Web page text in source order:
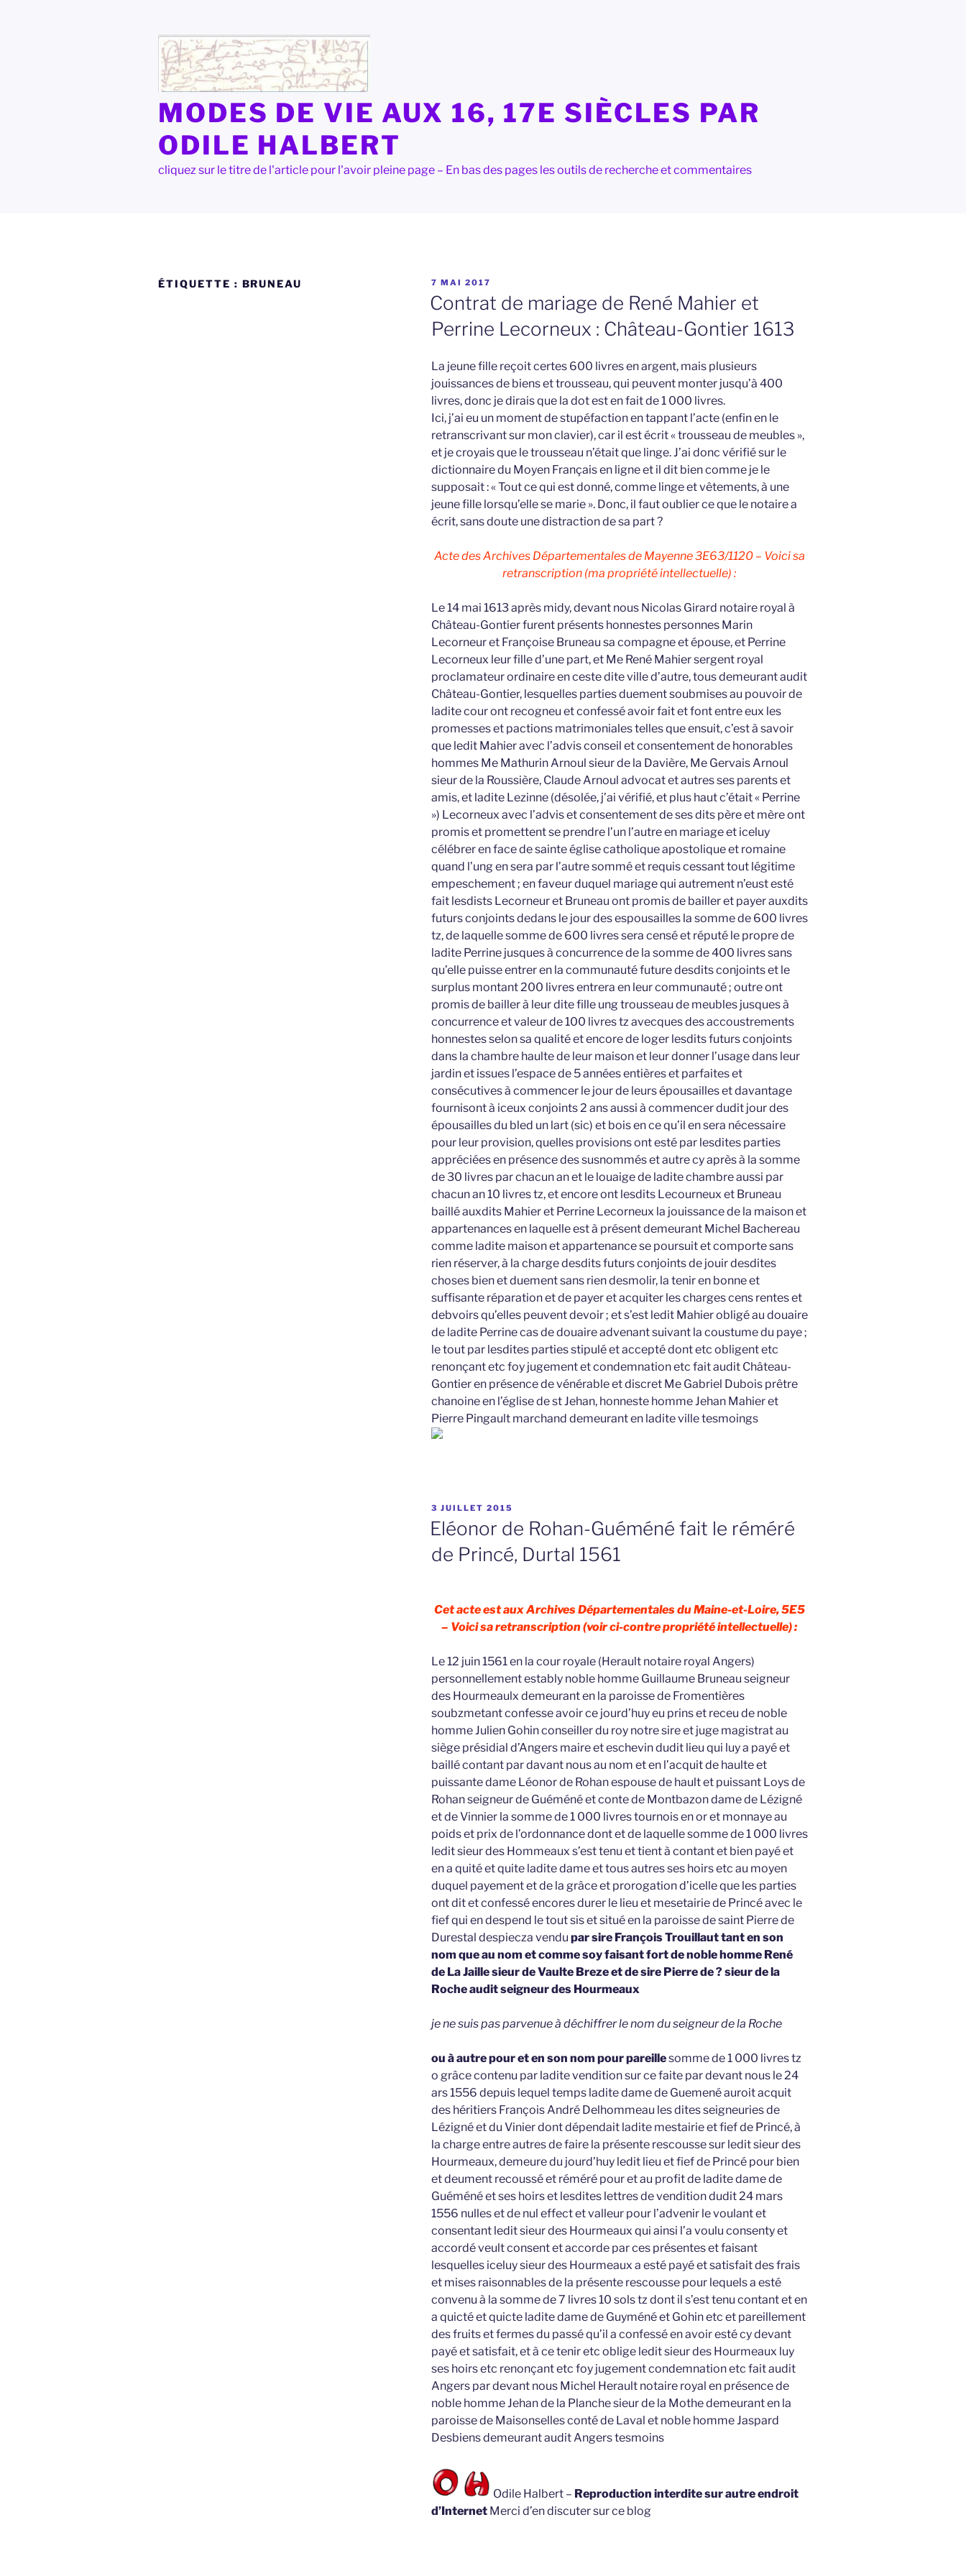
MODES DE VIE AUX 16, 17E SIÈCLES PAR
ODILE HALBERT
cliquez sur le titre de l'article pour l'avoir pleine page – En bas des pages les outils de recherche et commentaires
ÉTIQUETTE : BRUNEAU
PUBLIÉ
LE
7 MAI 2017
Contrat de mariage de René Mahier et
Perrine Lecorneux : Château-Gontier 1613
La jeune fille reçoit certes 600 livres en argent, mais plusieurs
jouissances de biens et trousseau, qui peuvent monter jusqu’à 400
livres, donc je dirais que la dot est en fait de 1 000 livres.
Ici, j’ai eu un moment de stupéfaction en tappant l’acte (enfin en le
retranscrivant sur mon clavier), car il est écrit « trousseau de meubles »,
et je croyais que le trousseau n’était que linge. J’ai donc vérifié sur le
dictionnaire du Moyen Français en ligne et il dit bien comme je le
supposait : « Tout ce qui est donné, comme linge et vêtements, à une
jeune fille lorsqu’elle se marie ». Donc, il faut oublier ce que le notaire a
écrit, sans doute une distraction de sa part ?
Acte des Archives Départementales de Mayenne 3E63/1120 – Voici sa
retranscription (ma propriété intellectuelle) :
Le 14 mai 1613 après midy, devant nous Nicolas Girard notaire royal à
Château-Gontier furent présents honnestes personnes Marin
Lecorneur et Françoise Bruneau sa compagne et épouse, et Perrine
Lecorneux leur fille d’une part, et Me René Mahier sergent royal
proclamateur ordinaire en ceste dite ville d’autre, tous demeurant audit
Château-Gontier, lesquelles parties duement soubmises au pouvoir de
ladite cour ont recogneu et confessé avoir fait et font entre eux les
promesses et pactions matrimoniales telles que ensuit, c’est à savoir
que ledit Mahier avec l’advis conseil et consentement de honorables
hommes Me Mathurin Arnoul sieur de la Davière, Me Gervais Arnoul
sieur de la Roussière, Claude Arnoul advocat et autres ses parents et
amis, et ladite Lezinne (désolée, j’ai vérifié, et plus haut c’était « Perrine
») Lecorneux avec l’advis et consentement de ses dits père et mère ont
promis et promettent se prendre l’un l’autre en mariage et iceluy
célébrer en face de sainte église catholique apostolique et romaine
quand l’ung en sera par l’autre sommé et requis cessant tout légitime
empeschement ; en faveur duquel mariage qui autrement n’eust esté
fait lesdists Lecorneur et Bruneau ont promis de bailler et payer auxdits
futurs conjoints dedans le jour des espousailles la somme de 600 livres
tz, de laquelle somme de 600 livres sera censé et réputé le propre de
ladite Perrine jusques à concurrence de la somme de 400 livres sans
qu’elle puisse entrer en la communauté future desdits conjoints et le
surplus montant 200 livres entrera en leur communauté ; outre ont
promis de bailler à leur dite fille ung trousseau de meubles jusques à
concurrence et valeur de 100 livres tz avecques des accoustrements
honnestes selon sa qualité et encore de loger lesdits futurs conjoints
dans la chambre haulte de leur maison et leur donner l’usage dans leur
jardin et issues l’espace de 5 années entières et parfaites et
consécutives à commencer le jour de leurs épousailles et davantage
fournisont à iceux conjoints 2 ans aussi à commencer dudit jour des
épousailles du bled un lart (sic) et bois en ce qu’il en sera nécessaire
pour leur provision, quelles provisions ont esté par lesdites parties
appréciées en présence des susnommés et autre cy après à la somme
de 30 livres par chacun an et le louaige de ladite chambre aussi par
chacun an 10 livres tz, et encore ont lesdits Lecourneux et Bruneau
baillé auxdits Mahier et Perrine Lecorneux la jouissance de la maison et
appartenances en laquelle est à présent demeurant Michel Bachereau
comme ladite maison et appartenance se poursuit et comporte sans
rien réserver, à la charge desdits futurs conjoints de jouir desdites
choses bien et duement sans rien desmolir, la tenir en bonne et
suffisante réparation et de payer et acquiter les charges cens rentes et
debvoirs qu’elles peuvent devoir ; et s’est ledit Mahier obligé au douaire
de ladite Perrine cas de douaire advenant suivant la coustume du paye ;
le tout par lesdites parties stipulé et accepté dont etc obligent etc
renonçant etc foy jugement et condemnation etc fait audit Château-
Gontier en présence de vénérable et discret Me Gabriel Dubois prêtre
chanoine en l’église de st Jehan, honneste homme Jehan Mahier et
Pierre Pingault marchand demeurant en ladite ville tesmoings
PUBLIÉ
LE
3 JUILLET 2015
Eléonor de Rohan-Guéméné fait le réméré
de Princé, Durtal 1561
Cet acte est aux Archives Départementales du Maine-et-Loire, 5E5
– Voici sa retranscription (voir ci-contre propriété intellectuelle) :
Le 12 juin 1561 en la cour royale (Herault notaire royal Angers)
personnellement estably noble homme Guillaume Bruneau seigneur
des Hourmeaulx demeurant en la paroisse de Fromentières
soubzmetant confesse avoir ce jourd’huy eu prins et receu de noble
homme Julien Gohin conseiller du roy notre sire et juge magistrat au
siège présidial d’Angers maire et eschevin dudit lieu qui luy a payé et
baillé contant par davant nous au nom et en l’acquit de haulte et
puissante dame Léonor de Rohan espouse de hault et puissant Loys de
Rohan seigneur de Guéméné et conte de Montbazon dame de Lézigné
et de Vinnier la somme de 1 000 livres tournois en or et monnaye au
poids et prix de l’ordonnance dont et de laquelle somme de 1 000 livres
ledit sieur des Hommeaux s’est tenu et tient à contant et bien payé et
en a quité et quite ladite dame et tous autres ses hoirs etc au moyen
duquel payement et de la grâce et prorogation d’icelle que les parties
ont dit et confessé encores durer le lieu et mesetairie de Princé avec le
fief qui en despend le tout sis et situé en la paroisse de saint Pierre de
Durestal despiecza vendu par sire François Trouillaut tant en son
nom que au nom et comme soy faisant fort de noble homme René
de La Jaille sieur de Vaulte Breze et de sire Pierre de ? sieur de la
Roche audit seigneur des Hourmeaux
je ne suis pas parvenue à déchiffrer le nom du seigneur de la Roche
ou à autre pour et en son nom pour pareillesomme de 1 000 livres tz
o grâce contenu par ladite vendition sur ce faite par devant nous le 24
ars 1556 depuis lequel temps ladite dame de Guemené auroit acquit
des héritiers François André Delhommeau les dites seigneuries de
Lézigné et du Vinier dont dépendait ladite mestairie et fief de Princé, à
la charge entre autres de faire la présente rescousse sur ledit sieur des
Hourmeaux, demeure du jourd’huy ledit lieu et fief de Princé pour bien
et deument recoussé et réméré pour et au profit de ladite dame de
Guéméné et ses hoirs et lesdites lettres de vendition dudit 24 mars
1556 nulles et de nul effect et valleur pour l’advenir le voulant et
consentant ledit sieur des Hourmeaux qui ainsi l’a voulu consenty et
accordé veult consent et accorde par ces présentes et faisant
lesquelles iceluy sieur des Hourmeaux a esté payé et satisfait des frais
et mises raisonnables de la présente rescousse pour lequels a esté
convenu à la somme de 7 livres 10 sols tz dont il s’est tenu contant et en
a quicté et quicte ladite dame de Guyméné et Gohin etc et pareillement
des fruits et fermes du passé qu’il a confessé en avoir esté cy devant
payé et satisfait, et à ce tenir etc oblige ledit sieur des Hourmeaux luy
ses hoirs etc renonçant etc foy jugement condemnation etc fait audit
Angers par devant nous Michel Herault notaire royal en présence de
noble homme Jehan de la Planche sieur de la Mothe demeurant en la
paroisse de Maisonselles conté de Laval et noble homme Jaspard
Desbiens demeurant audit Angers tesmoins
Odile Halbert – Reproduction interdite sur autre endroit
d’Internet Merci d’en discuter sur ce blog